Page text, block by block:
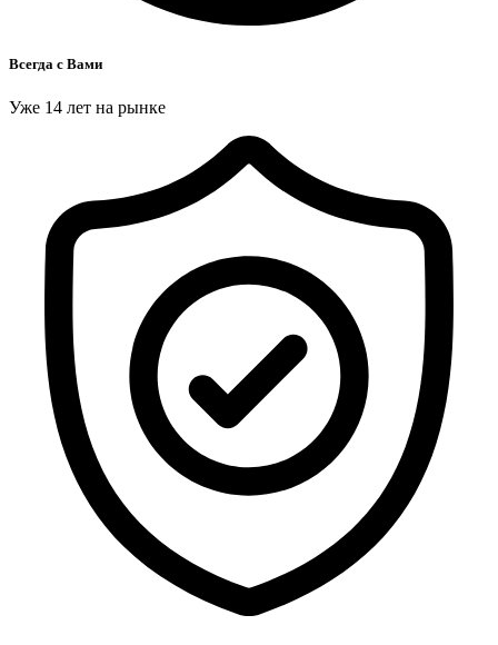
Всегда с Вами
Уже 14 лет на рынке